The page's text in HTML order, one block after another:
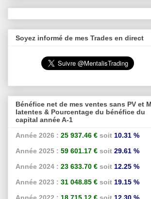
Soyez informé de mes Trades en direct
Bénéfice net de mes ventes sans PV et
latentes & Pourcentage du bénéfice du
capital année A-1
Année 2026 : 25 937.46 € soit 10.31 %
Année 2025 : 59 601.17 € soit 29.61 %
Année 2024 : 23 633.70 € soit 12.25 %
Année 2023 : 31 048.85 € soit 19.15 %